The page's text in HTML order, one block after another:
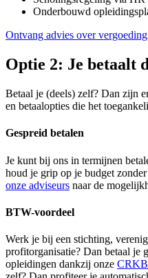
Onderbouwd
Ontvang advies over
Optie 2: Je betaalt
Betaal je (deels) zelf? Dan zijn
en betaalopties die het
Gespreid betalen
Je kunt bij ons in termijnen
houd je grip op je budget
onze adviseurs naar de
BTW-voordeel
Werk je bij een stichting,
profitorganisatie? Dan betaal je
opleidingen dankzij onze